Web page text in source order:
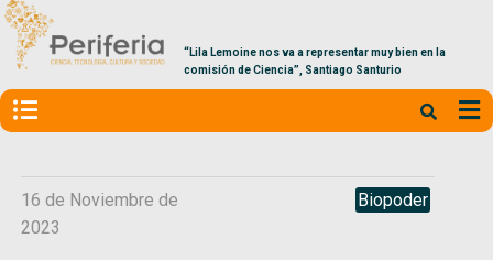
“Lila Lemoine nos va a representar muy bien en la
comisión de Ciencia”, Santiago Santurio
16 de Noviembre de
2023
Biopoder